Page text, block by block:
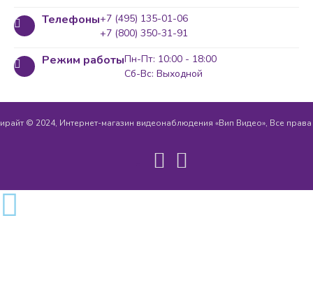
Телефоны+7 (495) 135-01-06
+7 (800) 350-31-91
Режим работыПн-Пт: 10:00 - 18:00
Сб-Вс: Выходной
© 2024, Интернет-магазин видеонаблюдения «Вип Видео», Все